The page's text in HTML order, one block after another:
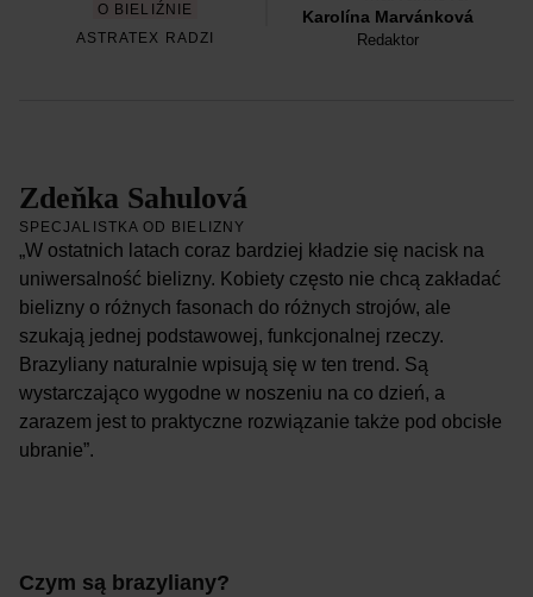
O BIELIŹNIE
ASTRATEX RADZI
Karolína Marvánková
Redaktor
Zdeňka Sahulová
SPECJALISTKA OD BIELIZNY
„W ostatnich latach coraz bardziej kładzie się nacisk na
uniwersalność bielizny. Kobiety często nie chcą zakładać
bielizny o różnych fasonach do różnych strojów, ale
szukają jednej podstawowej, funkcjonalnej rzeczy.
Brazyliany naturalnie wpisują się w ten trend. Są
wystarczająco wygodne w noszeniu na co dzień, a
zarazem jest to praktyczne rozwiązanie także pod obcisłe
ubranie”.
Czym są brazyliany?